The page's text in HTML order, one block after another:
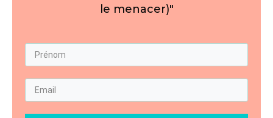
le menacer)"